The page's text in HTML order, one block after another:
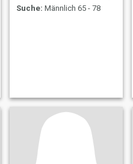
Suche: Männlich 65 - 78